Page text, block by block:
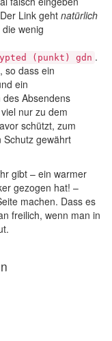
Link geht natürlich
wenig
(punkt) gdn .
so dass ein
ein
Absendens
nur zu dem
schützt, zum
Schutz gewährt
gibt – ein warmer
gezogen hat! –
machen. Dass es
freilich, wenn man in